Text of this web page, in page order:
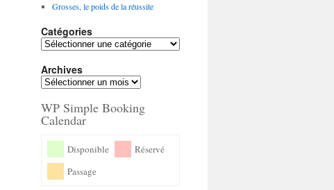
Grosses, le poids de la réussite
Catégories
Archives
WP Simple Booking
Calendar
Disponible
Réservé
Passage